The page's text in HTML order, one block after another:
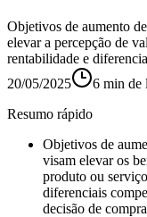
Objetivos de aumento
elevar a percepção de
rentabilidade e
20/05/2025
6 min de
Resumo rápido
Objetivos de
visam elevar os
produto ou
diferenciais
decisão de